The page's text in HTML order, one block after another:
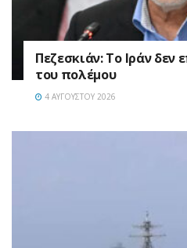
Πεζεσκιάν: Το Ιράν δεν
του πολέμου
4 ΑΥΓΟΎΣΤΟΥ 2026